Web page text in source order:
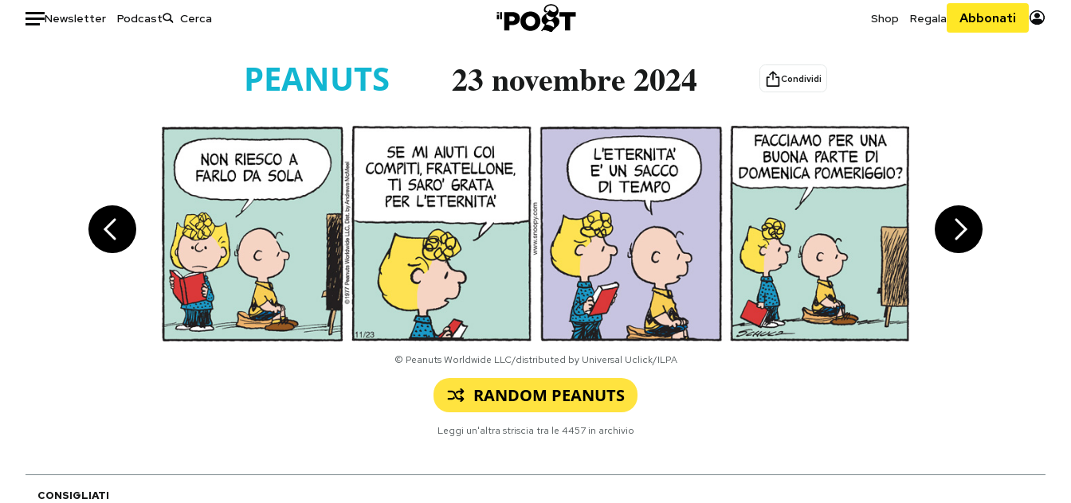
Newsletter Podcast Shop Regala Abbonati
Internet
Scienza
Moda
Libri
Consumismi
Storie/Idee
Ok Boomer!
Media
Europa
Altrecose
Mondiali calcio 2026
I MIEI PREFERITI
PEANUTS 23 novembre 2024 Condividi
© Peanuts Worldwide LLC/distributed by Universal Uclick/ILPA
RANDOM PEANUTS
Leggi un'altra striscia tra le 4457in archivio
CONSIGLIATI